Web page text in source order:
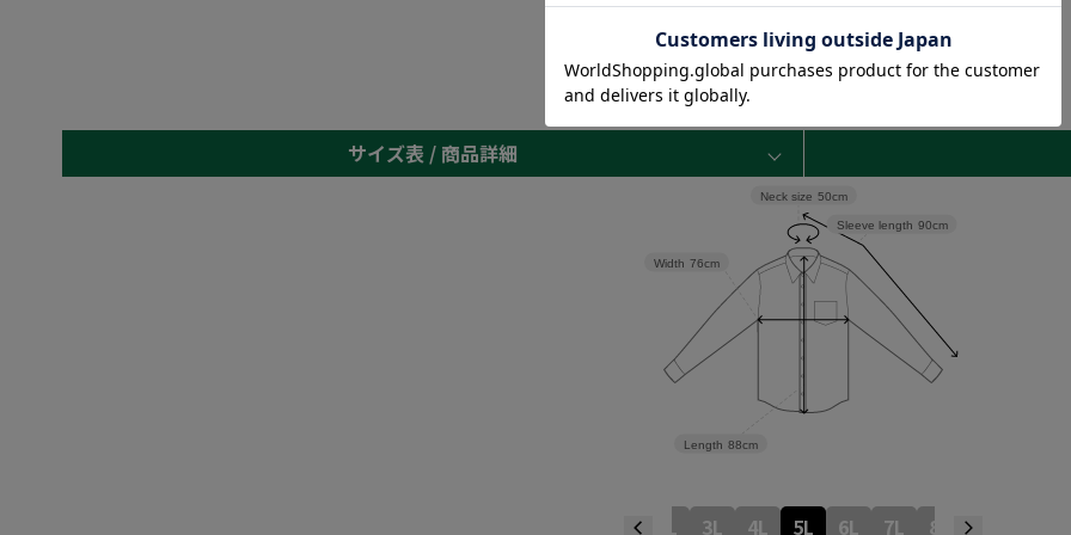
サイズ表 / 商品詳細
Sleeve length 90cm
Neck size 50cm
Length 88cm
Width 76cm
LL 3L 4L 5L 6L 7L 8L